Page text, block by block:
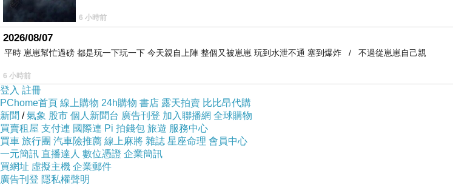
上一篇：會計問題！會計法？會計師的幫助！
6 小時前
2026/08/07
平時 崽崽幫忙過磅 都是玩一下玩一下 今天親自上陣 整個又被崽崽 玩到水泄不通 塞到爆炸 / 不過從崽崽自己親
6 小時前
登入 註冊
PChome首頁 線上購物 24h購物 書店 露天拍賣 比比昂代購
新聞 /氣象 股市 個人新聞台 廣告刊登 加入聯播網 全球購物
買賣租屋 支付連 國際連 Pi 拍錢包 旅遊 服務中心
買車 旅行團 汽車險推薦 線上麻將 雜誌 星座命理 會員中心
一元簡訊 直播達人 數位憑證 企業簡訊
買網址 虛擬主機 企業郵件
廣告刊登 隱私權聲明